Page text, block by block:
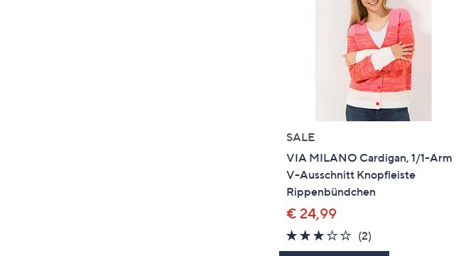
SALE
VIA MILANO Cardigan, 1/1-Arm
V-Ausschnitt Knopfleiste
Rippenbündchen
€ 24,99
3.0
von
(2)2
Bewertungen